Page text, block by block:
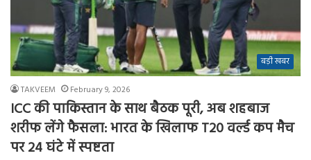
बड़ी खबर
TAKVEEM February 9, 2026
ICC की पाकिस्तान के साथ बैठक पूरी, अब शहबाज
शरीफ लेंगे फैसला: भारत के खिलाफ T20 वर्ल्ड कप मैच
पर 24 घंटे में स्पष्टता